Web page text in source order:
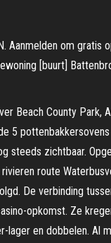
om
[buurt]
Beach County Park,
5
steeds zichtbaar.
route
De verbinding
opkomst. Ze
en dobbelen.